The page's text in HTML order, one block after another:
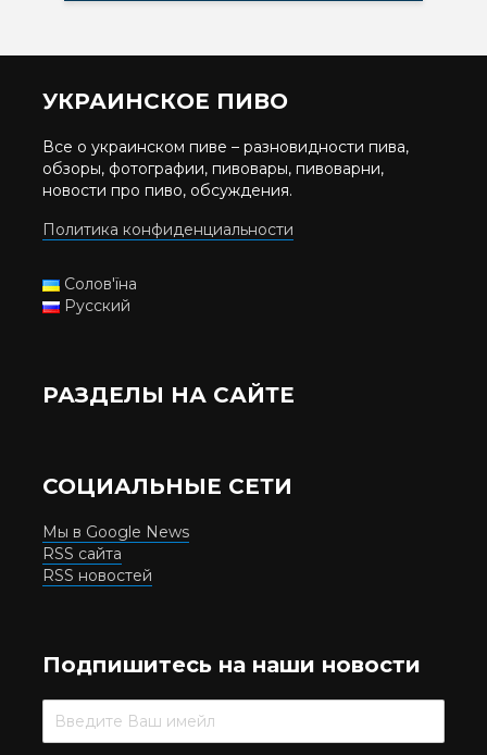
УКРАИНСКОЕ ПИВО
Все о украинском пиве – разновидности пива,
обзоры, фотографии, пивовары, пивоварни,
новости про пиво, обсуждения.
Политика конфиденциальности
Солов'їна
Русский
РАЗДЕЛЫ НА САЙТЕ
СОЦИАЛЬНЫЕ СЕТИ
Мы в Google News
RSS сайта
RSS новостей
Подпишитесь на наши новости